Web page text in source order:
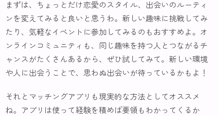
まずは、ちょっとだけ恋愛のスタイル、出会いのルーティ
ンを変えてみると良いと思うわ。新しい趣味に挑戦してみ
たり、気軽なイベントに参加してみるのもおすすめよ。オ
ンラインコミュニティも、同じ趣味を持つ人とつながるチ
ャンスがたくさんあるから、ぜひ試してみて。新しい環境
や人に出会うことで、思わぬ出会いが待っているかもよ！
それとマッチングアプリも現実的な方法としてオススメ
ね。アプリは使って経験を積めば要領もわかってくるか